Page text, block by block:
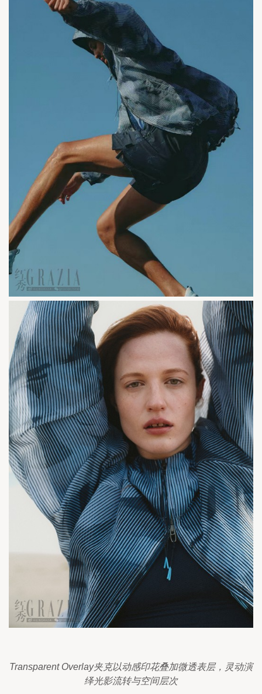
Transparent Overlay夹克以动感印花叠加微透表层，灵动演
绎光影流转与空间层次